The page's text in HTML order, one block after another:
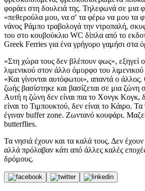
φοράει στη δουλειά της. Τηλεφωνά σε μια
«πεθερούλα μου, να σ' τα φέρω να μου τα
νάνος Ράμπο τραβολογά την ντροπαλή,
του στο κουβούκλιο WC δίπλα από το
Greek Ferries για ένα γρήγορο γαμήσι στα
«Στη χώρα τους δεν βλέπουν φως», εξηγεί
λιμενικού στον άλλο όμορφο του
«Και γίνονται αυτόφωτοι», απαντά ο
ζωής βασίστηκε και βασίζεται σε μια ζώνη
Αυτή η ζώνη δεν είναι πια το Χονγκ Κογκ,
είναι το Τιμπουκτού, δεν είναι το Κάιρο.
έγιναν buffer zone. Ζωντανό κουφάρι.
butterflies.
Τα νησιά έχουν και τα καλά τους. Δεν
αλλά πρόλαβαν κάτι από άλλες καλές
δρόμους.